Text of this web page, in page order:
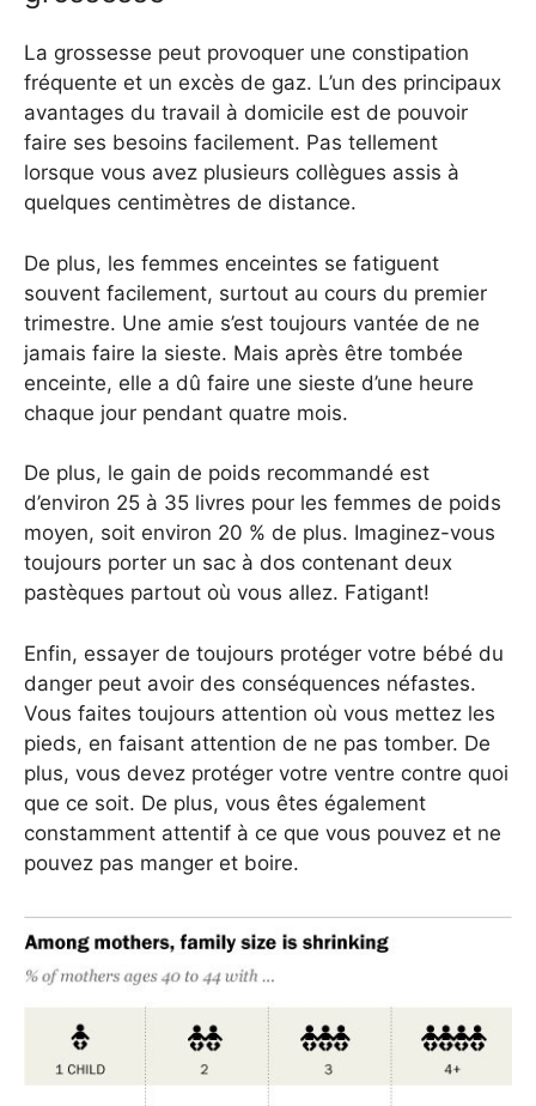
La grossesse peut provoquer une constipation
fréquente et un excès de gaz. L’un des principaux
avantages du travail à domicile est de pouvoir
faire ses besoins facilement. Pas tellement
lorsque vous avez plusieurs collègues assis à
quelques centimètres de distance.
De plus, les femmes enceintes se fatiguent
souvent facilement, surtout au cours du premier
trimestre. Une amie s’est toujours vantée de ne
jamais faire la sieste. Mais après être tombée
enceinte, elle a dû faire une sieste d’une heure
chaque jour pendant quatre mois.
De plus, le gain de poids recommandé est
d’environ 25 à 35 livres pour les femmes de poids
moyen, soit environ 20 % de plus. Imaginez-vous
toujours porter un sac à dos contenant deux
pastèques partout où vous allez. Fatigant!
Enfin, essayer de toujours protéger votre bébé du
danger peut avoir des conséquences néfastes.
Vous faites toujours attention où vous mettez les
pieds, en faisant attention de ne pas tomber. De
plus, vous devez protéger votre ventre contre quoi
que ce soit. De plus, vous êtes également
constamment attentif à ce que vous pouvez et ne
pouvez pas manger et boire.